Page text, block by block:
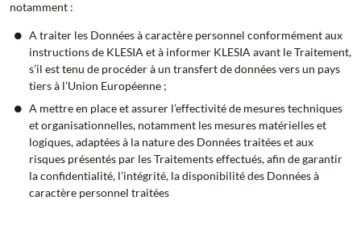
notamment :
A traiter les Données à caractère personnel conformément aux
instructions de KLESIA et à informer KLESIA avant le Traitement,
s’il est tenu de procéder à un transfert de données vers un pays
tiers à l’Union Européenne ;
A mettre en place et assurer l’effectivité de mesures techniques
et organisationnelles, notamment les mesures matérielles et
logiques, adaptées à la nature des Données traitées et aux
risques présentés par les Traitements effectués, afin de garantir
la confidentialité, l’intégrité, la disponibilité des Données à
caractère personnel traitées